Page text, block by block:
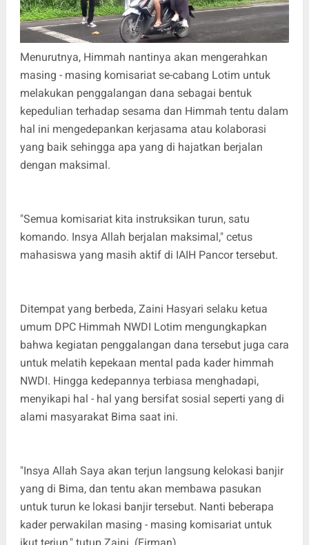
Menurutnya, Himmah nantinya akan mengerahkan
masing - masing komisariat se-cabang Lotim untuk
melakukan penggalangan dana sebagai bentuk
kepedulian terhadap sesama dan Himmah tentu dalam
hal ini mengedepankan kerjasama atau kolaborasi
yang baik sehingga apa yang di hajatkan berjalan
dengan maksimal.
"Semua komisariat kita instruksikan turun, satu
komando. Insya Allah berjalan maksimal," cetus
mahasiswa yang masih aktif di IAIH Pancor tersebut.
Ditempat yang berbeda, Zaini Hasyari selaku ketua
umum DPC Himmah NWDI Lotim mengungkapkan
bahwa kegiatan penggalangan dana tersebut juga cara
untuk melatih kepekaan mental pada kader himmah
NWDI. Hingga kedepannya terbiasa menghadapi,
menyikapi hal - hal yang bersifat sosial seperti yang di
alami masyarakat Bima saat ini.
"Insya Allah Saya akan terjun langsung kelokasi banjir
yang di Bima, dan tentu akan membawa pasukan
untuk turun ke lokasi banjir tersebut. Nanti beberapa
kader perwakilan masing - masing komisariat untuk